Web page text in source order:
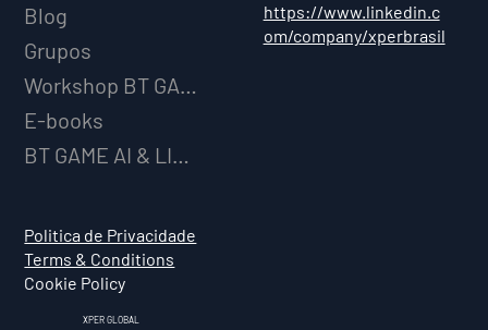
Blog
Grupos
Workshop BT GAME AI
E-books
BT GAME AI & LICENCIAMENTO
Politica de Privacidade
Terms & Conditions
Cookie Policy
https://www.linkedin.c
om/company/xperbrasil
XPER GLOBAL